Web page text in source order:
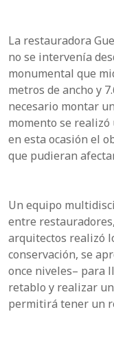
La restauradora
no se intervenía
monumental que
metros de ancho y
necesario montar
momento se
en esta ocasión el
que pudieran
Un equipo
entre
arquitectos realizó
conservación, se
once niveles– para
retablo y realizar
permitirá tener un